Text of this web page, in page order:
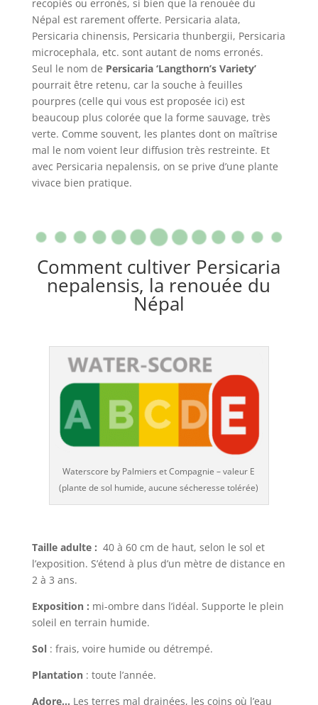
recopiés ou erronés, si bien que la renouée du
Népal est rarement offerte. Persicaria alata,
Persicaria chinensis, Persicaria thunbergii, Persicaria
microcephala, etc. sont autant de noms erronés.
Seul le nom de Persicaria ‘Langthorn’s Variety’
pourrait être retenu, car la souche à feuilles
pourpres (celle qui vous est proposée ici) est
beaucoup plus colorée que la forme sauvage, très
verte. Comme souvent, les plantes dont on maîtrise
mal le nom voient leur diffusion très restreinte. Et
avec Persicaria nepalensis, on se prive d’une plante
vivace bien pratique.
Comment cultiver Persicaria
nepalensis, la renouée du
Népal
Waterscore by Palmiers et Compagnie – valeur E
(plante de sol humide, aucune sécheresse tolérée)
Taille adulte : 40 à 60 cm de haut, selon le sol et
l’exposition. S’étend à plus d’un mètre de distance en
2 à 3 ans.
Exposition : mi-ombre dans l’idéal. Supporte le plein
soleil en terrain humide.
Sol: frais, voire humide ou détrempé.
Plantation: toute l’année.
Adore… Les terres mal drainées, les coins où l’eau